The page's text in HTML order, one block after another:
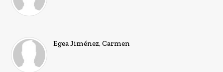
Egea Jiménez, Carmen